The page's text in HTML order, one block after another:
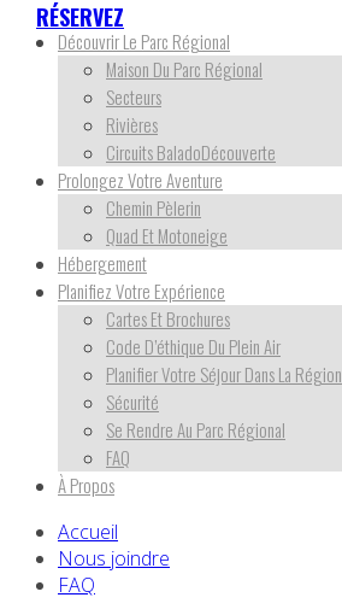
RÉSERVEZ
Découvrir Le Parc Régional
Maison Du Parc Régional
Secteurs
Rivières
Circuits BaladoDécouverte
Prolongez Votre Aventure
Chemin Pèlerin
Quad Et Motoneige
Hébergement
Planifiez Votre Expérience
Cartes Et Brochures
Code D’éthique Du Plein Air
Planifier Votre Séjour Dans La Région
Sécurité
Se Rendre Au Parc Régional
FAQ
À Propos
Accueil
Nous joindre
FAQ